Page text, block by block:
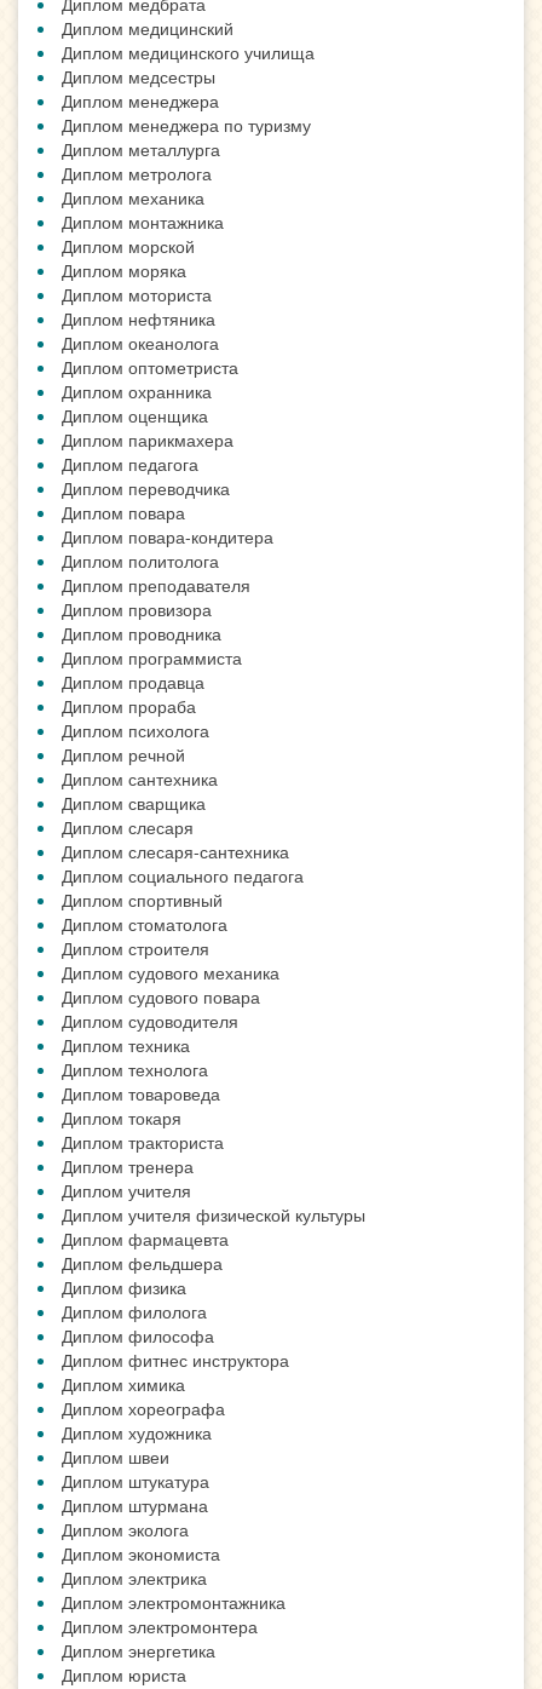
Диплом медицинский
Диплом медицинского училища
Диплом медсестры
Диплом менеджера
Диплом менеджера по туризму
Диплом металлурга
Диплом метролога
Диплом механика
Диплом монтажника
Диплом морской
Диплом моряка
Диплом моториста
Диплом нефтяника
Диплом океанолога
Диплом оптометриста
Диплом охранника
Диплом оценщика
Диплом парикмахера
Диплом педагога
Диплом переводчика
Диплом повара
Диплом повара-кондитера
Диплом политолога
Диплом преподавателя
Диплом провизора
Диплом проводника
Диплом программиста
Диплом продавца
Диплом прораба
Диплом психолога
Диплом речной
Диплом сантехника
Диплом сварщика
Диплом слесаря
Диплом слесаря-сантехника
Диплом социального педагога
Диплом спортивный
Диплом стоматолога
Диплом строителя
Диплом судового механика
Диплом судового повара
Диплом судоводителя
Диплом техника
Диплом технолога
Диплом товароведа
Диплом токаря
Диплом тракториста
Диплом тренера
Диплом учителя
Диплом учителя физической культуры
Диплом фармацевта
Диплом фельдшера
Диплом физика
Диплом филолога
Диплом философа
Диплом фитнес инструктора
Диплом химика
Диплом хореографа
Диплом художника
Диплом швеи
Диплом штукатура
Диплом штурмана
Диплом эколога
Диплом экономиста
Диплом электрика
Диплом электромонтажника
Диплом электромонтера
Диплом энергетика
Диплом юриста